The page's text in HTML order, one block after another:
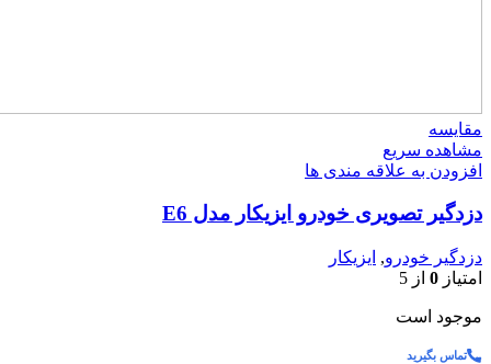
مقایسه
مشاهده سریع
افزودن به علاقه مندی ها
دزدگیر تصویری خودرو ایزیکار مدل E6
دزدگیر خودرو, ایزیکار
امتیاز 0 از 5
موجود است
تماس بگیرید